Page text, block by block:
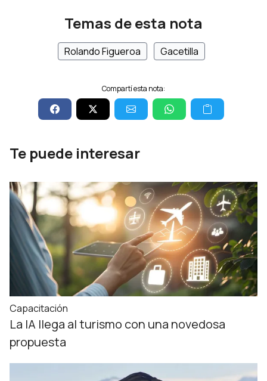
Temas de esta nota
Rolando Figueroa Gacetilla
Compartí esta nota:
Te puede interesar
Capacitación
La IA llega al turismo con una novedosa
propuesta